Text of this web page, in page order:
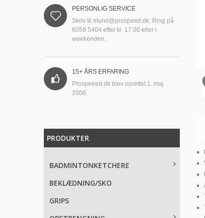
PERSONLIG SERVICE
Skriv til elund@prospeed.dk . Ring på
6059 5404 efter kl. 17.00 eller i
weekenden.
15+ ÅRS ERFARING
Prospeeed.dk blev oprettet 1. maj
2006.
PRODUKTER
BADMINTONKETCHERE
BEKLÆDNING/SKO
GRIPS